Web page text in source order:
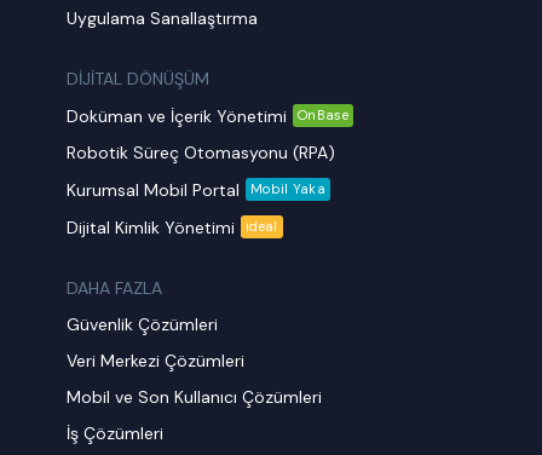
Uygulama Sanallaştırma
DİJİTAL DÖNÜŞÜM
Doküman ve İçerik Yönetimi
OnBase
Robotik Süreç Otomasyonu (RPA)
Kurumsal Mobil Portal
Mobil Yaka
Dijital Kimlik Yönetimi ideal
DAHA FAZLA
Güvenlik Çözümleri
Veri Merkezi Çözümleri
Mobil ve Son Kullanıcı Çözümleri
İş Çözümleri